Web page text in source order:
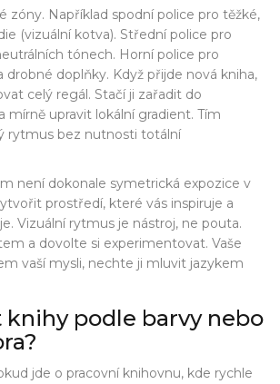
zóny. Například spodní police pro těžké,
(vizuální kotva). Střední police pro
tónech. Horní police pro
drobné doplňky. Když přijde nová kniha,
celý regál. Stačí ji zařadit do
mírně upravit lokální gradient. Tím
rytmus bez nutnosti totální
není dokonale symetrická expozice v
prostředí, které vás inspiruje a
Vizuální rytmus je nástroj, ne pouta.
a dovolte si experimentovat. Vaše
vaší mysli, nechte ji mluvit jazykem
podle barvy nebo
jde o pracovní knihovnu, kde rychle